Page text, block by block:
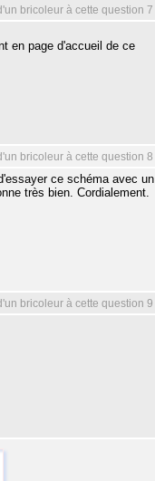
bricoleur à cette question 7
en page d'accueil de ce
bricoleur à cette question 8
ce schéma avec un
très bien. Cordialement.
bricoleur à cette question 9